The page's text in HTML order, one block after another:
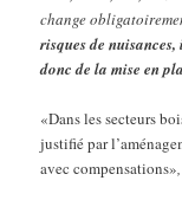
change
risques de
donc de la mise en
«Dans les secteurs
justifié par
avec compensations»